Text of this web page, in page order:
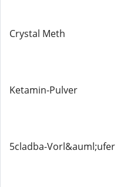
Crystal Meth
Ketamin-Pulver
5cladba-Vorl&auml;ufer